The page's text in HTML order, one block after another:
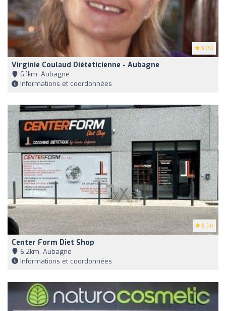
5 (5)
Virginie Coulaud Diététicienne - Aubagne
6,1km, Aubagne
Informations et coordonnées
5 (4)
Center Form Diet Shop
6,2km, Aubagne
Informations et coordonnées